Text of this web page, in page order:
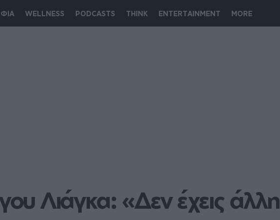
WELLNESS PODCASTS THINK ENTERTAINMENT MORE
Λιάγκα: «Δεν έχεις άλλη